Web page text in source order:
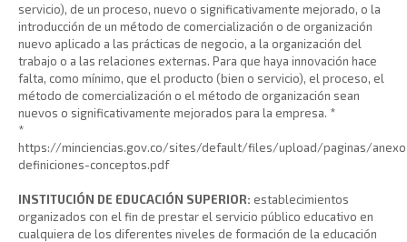
servicio), de un proceso, nuevo o significativamente mejorado, o la
introducción de un método de comercialización o de organización
nuevo aplicado a las prácticas de negocio, a la organización del
trabajo o a las relaciones externas. Para que haya innovación hace
falta, como mínimo, que el producto (bien o servicio), el proceso, el
método de comercialización o el método de organización sean
nuevos o significativamente mejorados para la empresa. *
*
https://minciencias.gov.co/sites/default/files/upload/paginas/
definiciones-conceptos.pdf
INSTITUCIÓN DE EDUCACIÓN SUPERIOR: establecimientos
organizados con el fin de prestar el servicio público educativo en
cualquiera de los diferentes niveles de formación de la educación